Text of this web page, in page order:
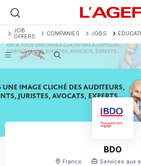
JOB
OFFERS
COMPANIES JOBS
Search
BDO
France Services aux
Décryptage
Assurance